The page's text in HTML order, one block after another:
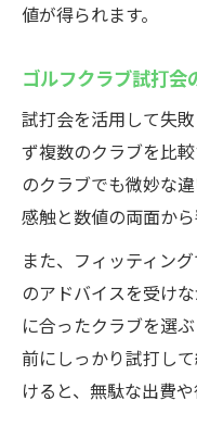
値が得られます。
ゴルフクラブ試打
試打会を活用して失
ず複数のクラブを比
のクラブでも微妙な
感触と数値の両面から
また、フィッティン
のアドバイスを受け
に合ったクラブを選
前にしっかり試打し
けると、無駄な出費や